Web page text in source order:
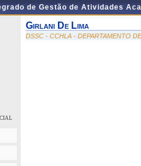
de Gestão de Atividades
Girlani De Lima
DSSC - CCHLA - DEPARTAMENTO